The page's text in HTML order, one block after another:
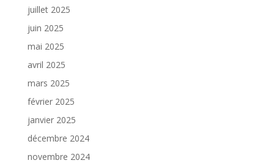
juillet 2025
juin 2025
mai 2025
avril 2025
mars 2025
février 2025
janvier 2025
décembre 2024
novembre 2024